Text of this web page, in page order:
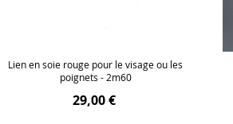
Lien en soie rouge pour le visage ou les
poignets - 2m60
29,00 €